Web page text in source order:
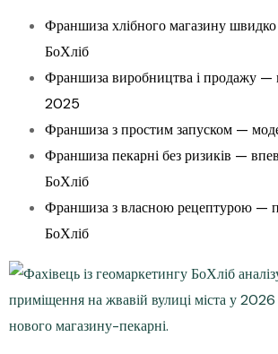
Франшиза хлібного магазину швидко
БоХліб
Франшиза виробництва і продажу —
2025
Франшиза з простим запуском —
Франшиза пекарні без ризиків —
БоХліб
Франшиза з власною рецептурою —
БоХліб